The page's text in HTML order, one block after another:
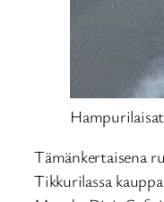
Tämänkertaisena
Tikkurilassa